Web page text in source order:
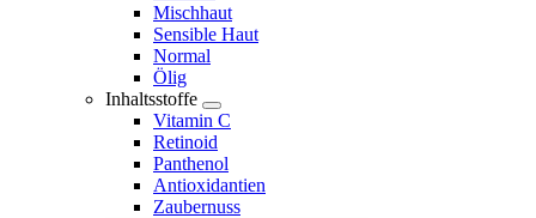
Mischhaut
Sensible Haut
Normal
Ölig
Inhaltsstoffe
Vitamin C
Retinoid
Panthenol
Antioxidantien
Zaubernuss